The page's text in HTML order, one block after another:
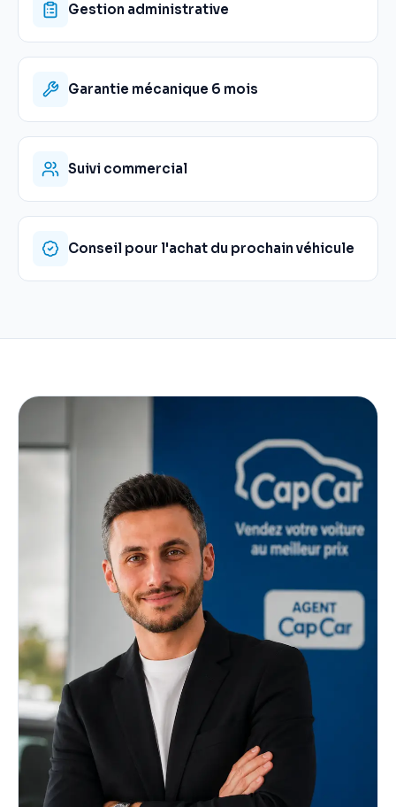
Gestion administrative
Garantie mécanique 6 mois
Suivi commercial
Conseil pour l'achat du prochain véhicule